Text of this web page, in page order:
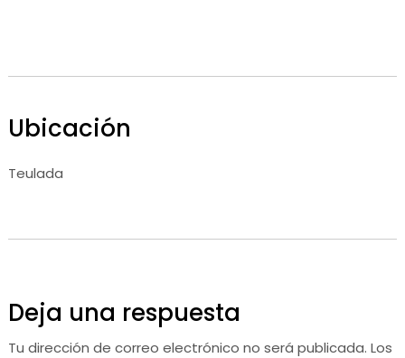
Ubicación
Teulada
Deja una respuesta
Tu dirección de correo electrónico no será publicada. Los